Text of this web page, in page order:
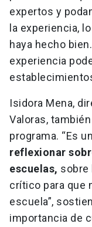
expertos y
la experiencia,
haya hecho
experiencia
Isidora Mena,
Valoras,
programa. “Es
reflexionar
escuelas, sobre
crítico para que
escuela”,
importancia de